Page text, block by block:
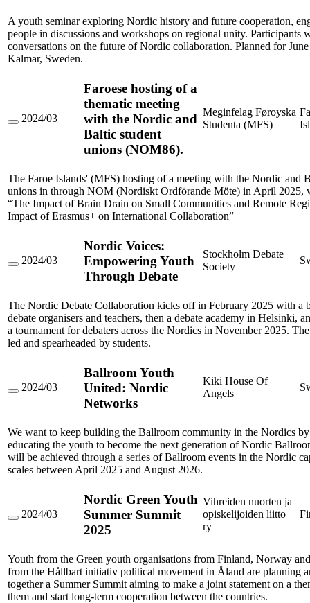
Kalmar
Seminar
on
Nordic
Unity
A youth seminar exploring Nordic history and future cooperation,
people in discussions and workshops on regional unity. Participants
conversations on the future of Nordic collaboration. Planned for
Kalmar, Sweden.
Faroese
meeting
with
the
Nordic
and
(NOM86).
2024/03
Faroese hosting of a
thematic meeting
with the Nordic and
Baltic student
unions (NOM86).
Meginfelag Føroyska
Studenta (MFS)
The Faroe Islands' (MFS) hosting of a meeting with the Nordic and
unions in through NOM (Nordiskt Ordförande Möte) in April 2025,
“The Impact of Brain Drain on Small Communities and Remote
Impact of Erasmus+ on International Collaboration”
Nordic
Youth
Through
Debate
2024/03
Nordic Voices:
Empowering Youth
Through Debate
Stockholm Debate
Society
The Nordic Debate Collaboration kicks off in February 2025 with a
debate organisers and teachers, then a debate academy in Helsinki,
a tournament for debaters across the Nordics in November 2025.
led and spearheaded by students.
Ballroom
Nordic
Networks
2024/03
Ballroom Youth
United: Nordic
Networks
Kiki House Of
Angels
We want to keep building the Ballroom community in the Nordics
educating the youth to become the next generation of Nordic
will be achieved through a series of Ballroom events in the Nordic
scales between April 2025 and August 2026.
Nordic
Summer
Summit
2025
2024/03
Nordic Green Youth
Summer Summit
2025
Vihreiden nuorten ja
opiskelijoiden liitto
ry
Youth from the Green youth organisations from Finland, Norway
from the Hållbart initiativ political movement in Åland are planning
together a Summer Summit aiming to make a joint statement on a
them and start long-term cooperation between the countries.